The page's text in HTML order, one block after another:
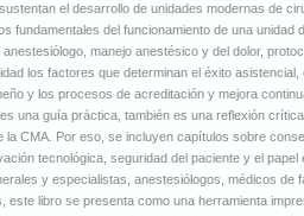
el desarrollo de unidades modernas de
fundamentales del funcionamiento de una
manejo anestésico y del dolor,
los factores que determinan el éxito
y los procesos de acreditación y mejora
una guía práctica, también es una reflexión
la CMA. Por eso, se incluyen capítulos sobre
tecnológica, seguridad del paciente y el
y especialistas, anestesiólogos, médicos
este libro se presenta como una herramienta